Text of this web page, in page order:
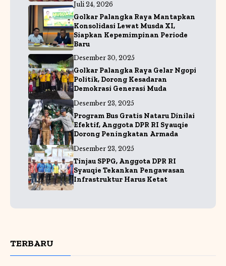
Juli 24, 2026
Golkar Palangka Raya Mantapkan
Konsolidasi Lewat Musda XI,
Siapkan Kepemimpinan Periode
Baru
Desember 30, 2025
Golkar Palangka Raya Gelar Ngopi
Politik, Dorong Kesadaran
Demokrasi Generasi Muda
Desember 23, 2025
Program Bus Gratis Nataru Dinilai
Efektif, Anggota DPR RI Syauqie
Dorong Peningkatan Armada
Desember 23, 2025
Tinjau SPPG, Anggota DPR RI
Syauqie Tekankan Pengawasan
Infrastruktur Harus Ketat
TERBARU